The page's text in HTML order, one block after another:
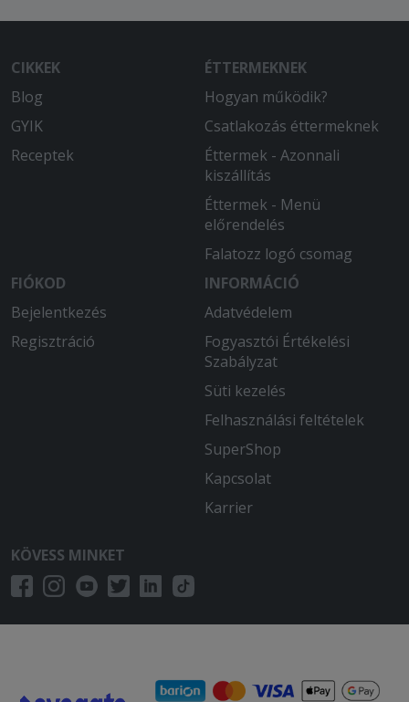
CIKKEK
Blog
GYIK
Receptek
ÉTTERMEKNEK
Hogyan működik?
Csatlakozás éttermeknek
Éttermek - Azonnali
kiszállítás
Éttermek - Menü
előrendelés
Falatozz logó csomag
FIÓKOD
Bejelentkezés
Regisztráció
INFORMÁCIÓ
Adatvédelem
Fogyasztói Értékelési
Szabályzat
Süti kezelés
Felhasználási feltételek
SuperShop
Kapcsolat
Karrier
KÖVESS MINKET